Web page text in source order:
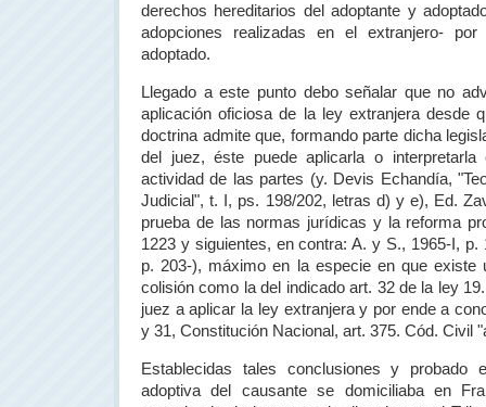
derechos hereditarios del adoptante y
adopciones realizadas en el extranjero-
adoptado.
Llegado a este punto debo señalar que no
aplicación oficiosa de la ley extranjera desde
doctrina admite que, formando parte dicha
del juez, éste puede aplicarla o
actividad de las partes (y. Devis Echandía,
Judicial", t. I, ps. 198/202, letras d) y e), Ed.
prueba de las normas jurídicas y la reforma
1223 y siguientes, en contra: A. y S., 1965-I, p.
p. 203-), máximo en la especie en que existe
colisión como la del indicado art. 32 de la ley
juez a aplicar la ley extranjera y por ende a
y 31, Constitución Nacional, art. 375. Cód. Civil
Establecidas tales conclusiones y probado
adoptiva del causante se domiciliaba en